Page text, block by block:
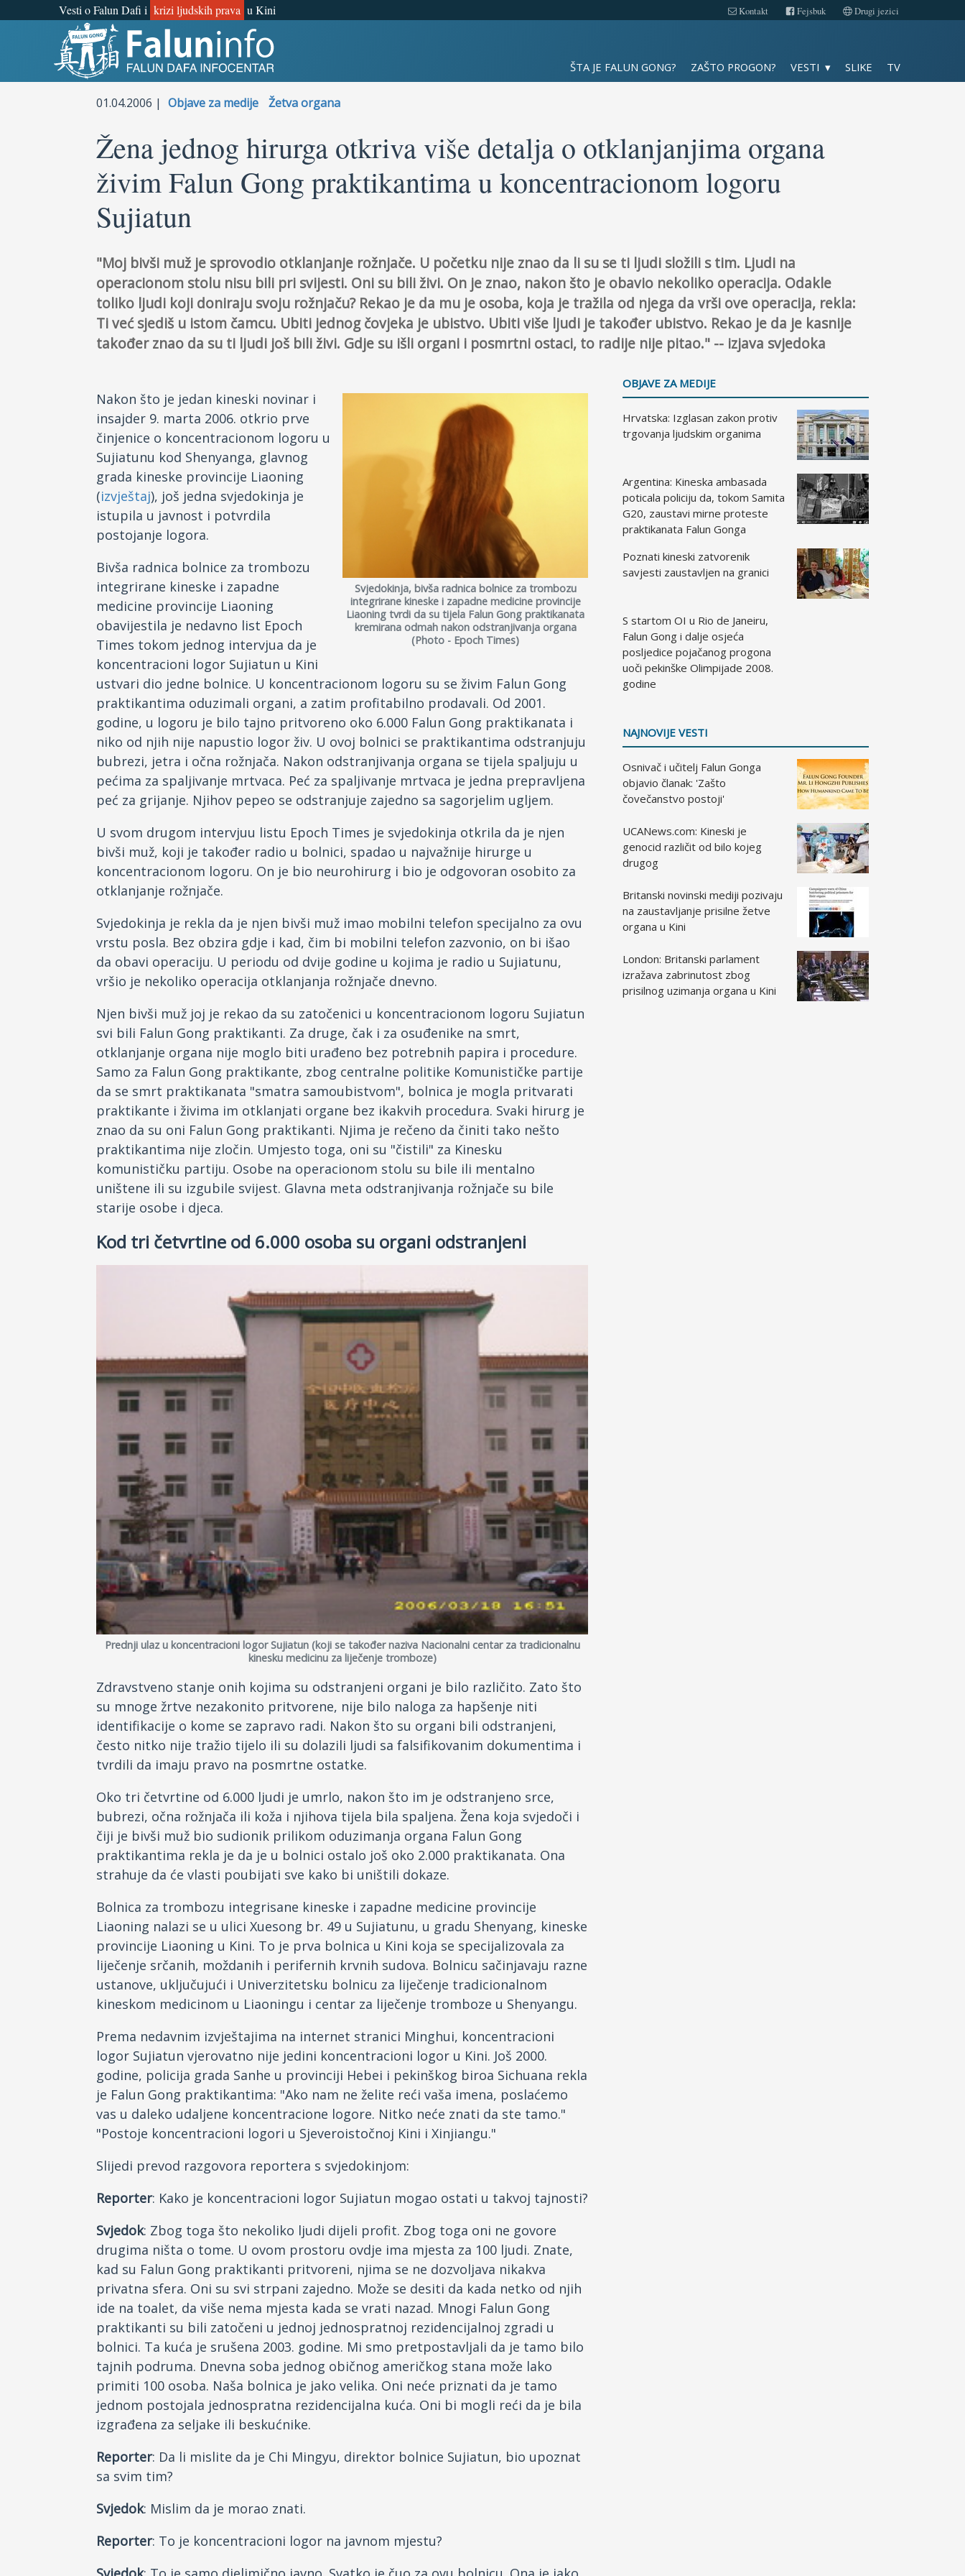
Vesti o Falun Dafi i krizi ljudskih prava u Kini Kontakt Fejsbuk Drugi jezici
ŠTA JE FALUN GONG? ZAŠTO PROGON? VESTI SLIKE TV
Šta je Falun Gong?
Zašto progon?
Objave za medije
Lična iskustva
Slike
Fejsbuk
01.04.2006 | Objave za medije Žetva organa
Žena jednog hirurga otkriva više detalja o otklanjanjima organa
živim Falun Gong praktikantima u koncentracionom logoru
Sujiatun
"Moj bivši muž je sprovodio otklanjanje rožnjače. U početku nije znao da li su se ti ljudi složili s tim. Ljudi na
operacionom stolu nisu bili pri svijesti. Oni su bili živi. On je znao, nakon što je obavio nekoliko operacija. Odakle
toliko ljudi koji doniraju svoju rožnjaču? Rekao je da mu je osoba, koja je tražila od njega da vrši ove operacija, rekla:
Ti već sjediš u istom čamcu. Ubiti jednog čovjeka je ubistvo. Ubiti više ljudi je također ubistvo. Rekao je da je kasnije
također znao da su ti ljudi još bili živi. Gdje su išli organi i posmrtni ostaci, to radije nije pitao." -- izjava svjedoka
Svjedokinja, bivša radnica bolnice za trombozu
integrirane kineske i zapadne medicine provincije
Liaoning tvrdi da su tijela Falun Gong praktikanata
kremirana odmah nakon odstranjivanja organa
(Photo - Epoch Times)
Nakon što je jedan kineski novinar i
insajder 9. marta 2006. otkrio prve
činjenice o koncentracionom logoru u
Sujiatunu kod Shenyanga, glavnog
grada kineske provincije Liaoning
(izvještaj), još jedna svjedokinja je
istupila u javnost i potvrdila
postojanje logora.
Bivša radnica bolnice za trombozu
integrirane kineske i zapadne
medicine provincije Liaoning
obavijestila je nedavno list Epoch
Times tokom jednog intervjua da je
koncentracioni logor Sujiatun u Kini
ustvari dio jedne bolnice. U koncentracionom logoru su se živim Falun Gong
praktikantima oduzimali organi, a zatim profitabilno prodavali. Od 2001.
godine, u logoru je bilo tajno pritvoreno oko 6.000 Falun Gong praktikanata i
niko od njih nije napustio logor živ. U ovoj bolnici se praktikantima odstranjuju
bubrezi, jetra i očna rožnjača. Nakon odstranjivanja organa se tijela spaljuju u
pećima za spaljivanje mrtvaca. Peć za spaljivanje mrtvaca je jedna prepravljena
peć za grijanje. Njihov pepeo se odstranjuje zajedno sa sagorjelim ugljem.
U svom drugom intervjuu listu Epoch Times je svjedokinja otkrila da je njen
bivši muž, koji je također radio u bolnici, spadao u najvažnije hirurge u
koncentracionom logoru. On je bio neurohirurg i bio je odgovoran osobito za
otklanjanje rožnjače.
Svjedokinja je rekla da je njen bivši muž imao mobilni telefon specijalno za ovu
vrstu posla. Bez obzira gdje i kad, čim bi mobilni telefon zazvonio, on bi išao
da obavi operaciju. U periodu od dvije godine u kojima je radio u Sujiatunu,
vršio je nekoliko operacija otklanjanja rožnjače dnevno.
Njen bivši muž joj je rekao da su zatočenici u koncentracionom logoru Sujiatun
svi bili Falun Gong praktikanti. Za druge, čak i za osuđenike na smrt,
otklanjanje organa nije moglo biti urađeno bez potrebnih papira i procedure.
Samo za Falun Gong praktikante, zbog centralne politike Komunističke partije
da se smrt praktikanata "smatra samoubistvom", bolnica je mogla pritvarati
praktikante i živima im otklanjati organe bez ikakvih procedura. Svaki hirurg je
znao da su oni Falun Gong praktikanti. Njima je rečeno da činiti tako nešto
praktikantima nije zločin. Umjesto toga, oni su "čistili" za Kinesku
komunističku partiju. Osobe na operacionom stolu su bile ili mentalno
uništene ili su izgubile svijest. Glavna meta odstranjivanja rožnjače su bile
starije osobe i djeca.
Kod tri četvrtine od 6.000 osoba su organi odstranjeni
Prednji ulaz u koncentracioni logor Sujiatun (koji se također naziva Nacionalni centar za tradicionalnu
kinesku medicinu za liječenje tromboze)
Zdravstveno stanje onih kojima su odstranjeni organi je bilo različito. Zato što
su mnoge žrtve nezakonito pritvorene, nije bilo naloga za hapšenje niti
identifikacije o kome se zapravo radi. Nakon što su organi bili odstranjeni,
često nitko nije tražio tijelo ili su dolazili ljudi sa falsifikovanim dokumentima i
tvrdili da imaju pravo na posmrtne ostatke.
Oko tri četvrtine od 6.000 ljudi je umrlo, nakon što im je odstranjeno srce,
bubrezi, očna rožnjača ili koža i njihova tijela bila spaljena. Žena koja svjedoči i
čiji je bivši muž bio sudionik prilikom oduzimanja organa Falun Gong
praktikantima rekla je da je u bolnici ostalo još oko 2.000 praktikanata. Ona
strahuje da će vlasti poubijati sve kako bi uništili dokaze.
Bolnica za trombozu integrisane kineske i zapadne medicine provincije
Liaoning nalazi se u ulici Xuesong br. 49 u Sujiatunu, u gradu Shenyang, kineske
provincije Liaoning u Kini. To je prva bolnica u Kini koja se specijalizovala za
liječenje srčanih, moždanih i perifernih krvnih sudova. Bolnicu sačinjavaju razne
ustanove, uključujući i Univerzitetsku bolnicu za liječenje tradicionalnom
kineskom medicinom u Liaoningu i centar za liječenje tromboze u Shenyangu.
Prema nedavnim izvještajima na internet stranici Minghui, koncentracioni
logor Sujiatun vjerovatno nije jedini koncentracioni logor u Kini. Još 2000.
godine, policija grada Sanhe u provinciji Hebei i pekinškog biroa Sichuana rekla
je Falun Gong praktikantima: "Ako nam ne želite reći vaša imena, poslaćemo
vas u daleko udaljene koncentracione logore. Nitko neće znati da ste tamo."
"Postoje koncentracioni logori u Sjeveroistočnoj Kini i Xinjiangu."
Slijedi prevod razgovora reportera s svjedokinjom:
Reporter: Kako je koncentracioni logor Sujiatun mogao ostati u takvoj tajnosti?
Svjedok: Zbog toga što nekoliko ljudi dijeli profit. Zbog toga oni ne govore
drugima ništa o tome. U ovom prostoru ovdje ima mjesta za 100 ljudi. Znate,
kad su Falun Gong praktikanti pritvoreni, njima se ne dozvoljava nikakva
privatna sfera. Oni su svi strpani zajedno. Može se desiti da kada netko od njih
ide na toalet, da više nema mjesta kada se vrati nazad. Mnogi Falun Gong
praktikanti su bili zatočeni u jednoj jednospratnoj rezidencijalnoj zgradi u
bolnici. Ta kuća je srušena 2003. godine. Mi smo pretpostavljali da je tamo bilo
tajnih podruma. Dnevna soba jednog običnog američkog stana može lako
primiti 100 osoba. Naša bolnica je jako velika. Oni neće priznati da je tamo
jednom postojala jednospratna rezidencijalna kuća. Oni bi mogli reći da je bila
izgrađena za seljake ili beskućnike.
Reporter: Da li mislite da je Chi Mingyu, direktor bolnice Sujiatun, bio upoznat
sa svim tim?
Svjedok: Mislim da je morao znati.
Reporter: To je koncentracioni logor na javnom mjestu?
OBJAVE ZA MEDIJE
Hrvatska: Izglasan zakon protiv
trgovanja ljudskim organima
Argentina: Kineska ambasada
poticala policiju da, tokom Samita
G20, zaustavi mirne proteste
praktikanata Falun Gonga
Poznati kineski zatvorenik
savjesti zaustavljen na granici
S startom OI u Rio de Janeiru,
Falun Gong i dalje osjeća
posljedice pojačanog progona
uoči pekinške Olimpijade 2008.
godine
NAJNOVIJE VESTI
Osnivač i učitelj Falun Gonga
objavio članak: 'Zašto
čovečanstvo postoji'
UCANews.com: Kineski je
genocid različit od bilo kojeg
drugog
Britanski novinski mediji pozivaju
na zaustavljanje prisilne žetve
organa u Kini
London: Britanski parlament
izražava zabrinutost zbog
prisilnog uzimanja organa u Kini